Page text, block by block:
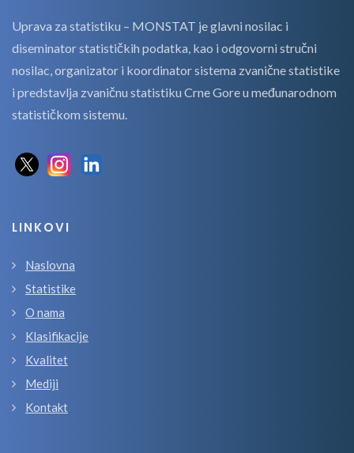
Uprava za statistiku – MONSTAT je glavni nosilac i
diseminator statističkih podatka, kao i odgovorni stručni
nosilac, organizator i koordinator sistema zvanične statistike
i predstavlja zvaničnu statistiku Crne Gore u međunarodnom
statističkom sistemu.
LINKOVI
Naslovna
Statistike
O nama
Klasifikacije
Kvalitet
Mediji
Kontakt